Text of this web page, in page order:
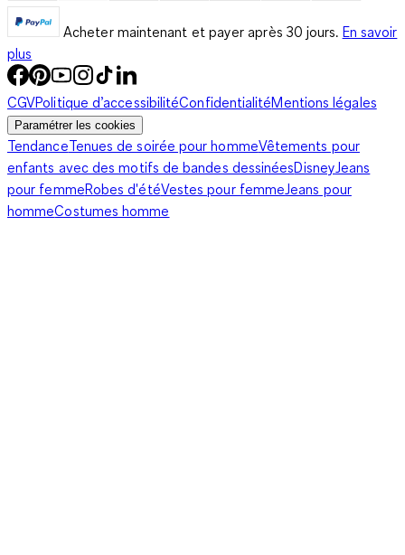
Acheter maintenant et payer après 30 jours. En savoir
plus
CGVPolitique d’accessibilitéConfidentialitéMentions légales
Paramétrer les cookies
TendanceTenues de soirée pour hommeVêtements pour
enfants avec des motifs de bandes dessinéesDisneyJeans
pour femmeRobes d'étéVestes pour femmeJeans pour
hommeCostumes homme